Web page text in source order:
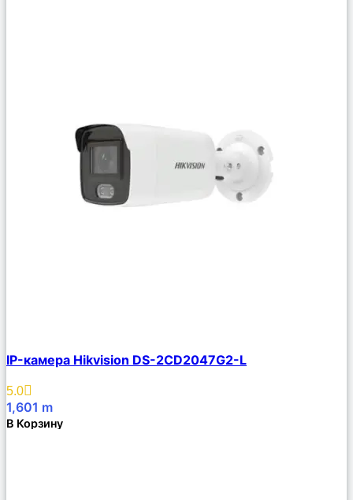
Описание
Избранное
IP-камера Hikvision DS-2CD2047G2-L
5.0
1,601 m
В Корзину